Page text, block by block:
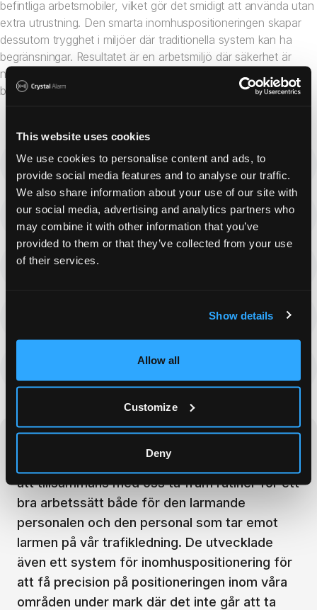
This website uses cookies
We use cookies to personalise content and ads, to
provide social media features and to analyse our traffic.
We also share information about your use of our site with
our social media, advertising and analytics partners who
may combine it with other information that you’ve
provided to them or that they’ve collected from your use
of their services.
Show details
Allow all
Customize
Deny
befintliga arbetsmobiler, vilket gör det smidigt att använda utan
extra utrustning. Den smarta inomhuspositioneringen skapar
dessutom trygghet i miljöer där traditionella system kan ha
begränsningar. Resultatet är en arbetsmiljö där säkerhet är
närvarande, utan att den upplevs som komplicerad eller
betungande.
Bransch: Kollektivtrafik & järnväg
Kund: A-Train AB (Arlanda Express)
Utmaning: Skydda ensamarbetande personal i
Lösning: Crystal Alarms adminplattform med
Nyckelfunktioner: Personliga nödlarm,
på ett föredömligt sätt. De var behjälpliga med
att tillsammans med oss ta fram rutiner för ett
bra arbetssätt både för den larmande
personalen och den personal som tar emot
larmen på vår trafikledning. De utvecklade
även ett system för inomhuspositionering för
att få precision på positioneringen inom våra
områden under mark där det inte går att ta